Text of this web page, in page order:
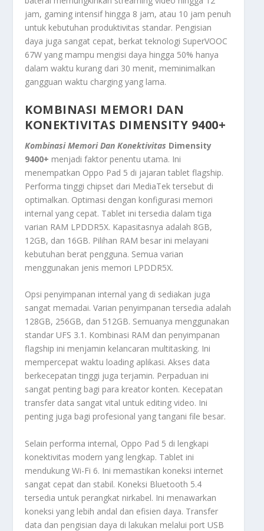
jam, gaming intensif hingga 8 jam, atau 10 jam penuh
untuk kebutuhan produktivitas standar. Pengisian
daya juga sangat cepat, berkat teknologi SuperVOOC
67W yang mampu mengisi daya hingga 50% hanya
dalam waktu kurang dari 30 menit, meminimalkan
gangguan waktu charging yang lama.
KOMBINASI MEMORI DAN
KONEKTIVITAS DIMENSITY 9400+
Kombinasi Memori Dan Konektivitas Dimensity
9400+ menjadi faktor penentu utama. Ini
menempatkan Oppo Pad 5 di jajaran tabletflagship.
Performa tinggi chipset dari MediaTek tersebut di
optimalkan. Optimasi dengan konfigurasi memori
internal yang cepat. Tablet ini tersedia dalam tiga
varian RAM LPDDR5X. Kapasitasnya adalah 8GB,
12GB, dan 16GB. Pilihan RAM besar ini melayani
kebutuhan berat pengguna. Semua varian
menggunakan jenis memori LPDDR5X.
Opsi penyimpanan internal yang di sediakan juga
sangat memadai. Varian penyimpanan tersedia adalah
128GB, 256GB, dan 512GB. Semuanya menggunakan
standar UFS 3.1. Kombinasi RAM dan penyimpanan
flagship ini menjamin kelancaran multitasking. Ini
mempercepat waktu loading aplikasi. Akses data
berkecepatan tinggi juga terjamin. Perpaduan ini
sangat penting bagi para kreator konten. Kecepatan
transfer data sangat vital untuk editing video. Ini
penting juga bagi profesional yang tanganifile besar.
Selain performa internal, Oppo Pad 5 di lengkapi
konektivitas modern yang lengkap. Tablet ini
mendukungWi-Fi 6. Ini memastikan koneksi internet
sangat cepat dan stabil. Koneksi Bluetooth 5.4
tersedia untuk perangkat nirkabel. Ini menawarkan
koneksi yang lebih andal dan efisien daya. Transfer
data dan pengisian daya di lakukan melalui port USB